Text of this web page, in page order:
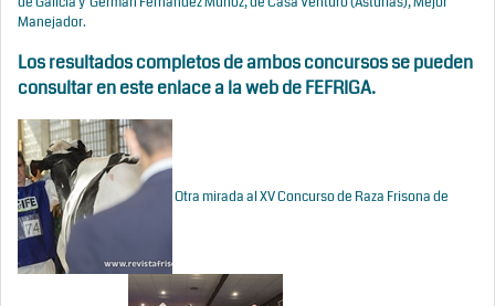
Manejador.
Los resultados completos de ambos concursos se pueden
consultar eneste enlace a la web de FEFRIGA.
Otra mirada al XV Concurso de Raza Frisona de